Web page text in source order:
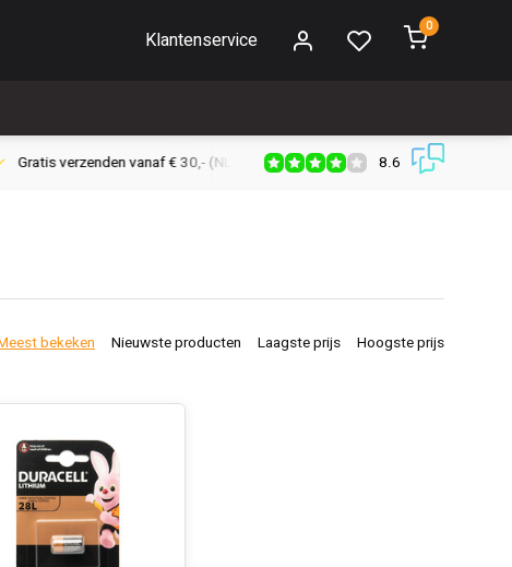
Klantenservice
0
verzenden vanaf € 30,- (NL) Verzendkosten € 2,95 (NL)
8.6
bekeken Nieuwste producten Laagste prijs Hoogste prijs